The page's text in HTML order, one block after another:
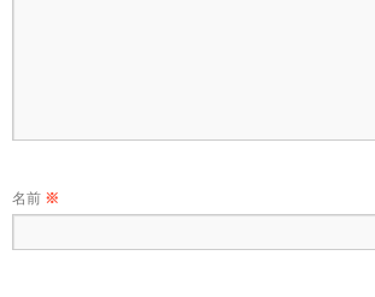
名前 ※